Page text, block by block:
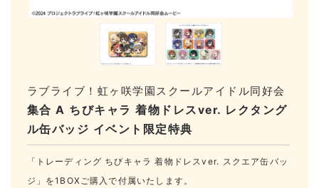
集合 A ちびキャラ 着物ドレスver. レクタング
ル缶バッジ イベント限定特典
ラブライブ！虹ヶ咲学園スクールアイドル同好会
「トレーディング ちびキャラ 着物ドレスver. スクエア缶バッ
ジ」を1BOXご購入で付属いたします。